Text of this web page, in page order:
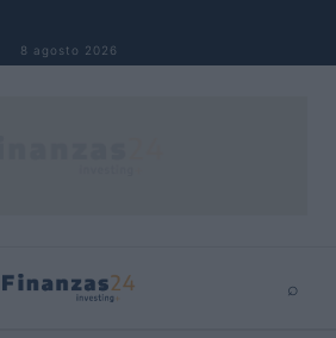
8 agosto 2026
⌕